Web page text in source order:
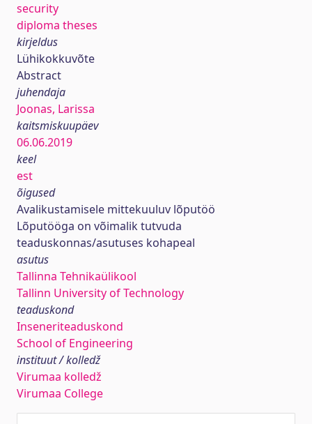
security
diploma theses
kirjeldus
Lühikokkuvõte
Abstract
juhendaja
Joonas, Larissa
kaitsmiskuupäev
06.06.2019
keel
est
õigused
Avalikustamisele mittekuuluv lõputöö
Lõputööga on võimalik tutvuda
teaduskonnas/asutuses kohapeal
asutus
Tallinna Tehnikaülikool
Tallinn University of Technology
teaduskond
Inseneriteaduskond
School of Engineering
instituut / kolledž
Virumaa kolledž
Virumaa College